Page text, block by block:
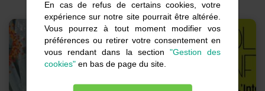
En cas de refus de certains cookies, votre
expérience sur notre site pourrait être altérée.
Vous pourrez à tout moment modifier vos
préférences ou retirer votre consentement en
vous rendant dans la section "Gestion des
cookies"en bas de page du site.